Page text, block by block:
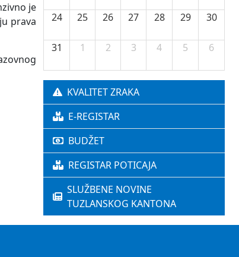
je
prava
24 25 26 27 28 29 30
31 1 2 3 4 5 6
KVALITET ZRAKA
E-REGISTAR
BUDŽET
REGISTAR POTICAJA
SLUŽBENE NOVINE
TUZLANSKOG KANTONA